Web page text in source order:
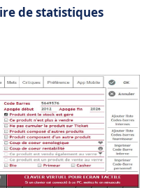
de statistiques